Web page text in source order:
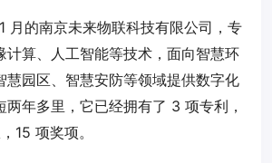
月的南京未来物联科技有限公司，专
计算、人工智能等技术，面向智慧环
慧园区、智慧安防等领域提供数字化
两年多里，它已经拥有了 3 项专利，
15 项奖项。